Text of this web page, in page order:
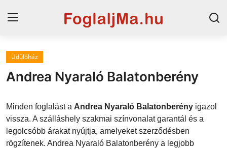
Magyarország
Horvát tengerpart
Horvátország
Szállások a Balatonon
Üdülőház
Andrea Nyaraló Balatonberény
Minden foglalást a Andrea Nyaraló Balatonberény igazol
vissza. A szálláshely szakmai színvonalat garantál és a
legolcsóbb árakat nyújtja, amelyeket szerződésben
rögzítenek. Andrea Nyaraló Balatonberény a legjobb